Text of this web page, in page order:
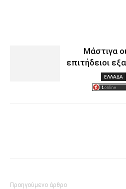
Μάστιγα
επιτήδειοι
ΕΛΛΑΔΑ
Προηγούμενο άρθρο